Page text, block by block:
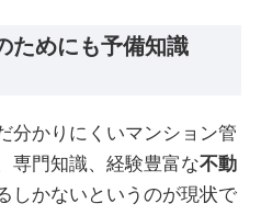
ためにも予備知識
分かりにくいマンション管
専門知識、経験豊富な不動
しかないというのが現状で